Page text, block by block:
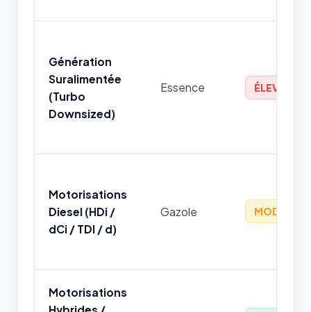
Génération
Suralimentée
(Turbo
Downsized)
Essence ÉLEVÉ
Motorisations
Diesel (HDi /
dCi / TDI / d)
Gazole MODÉRÉ
Motorisations